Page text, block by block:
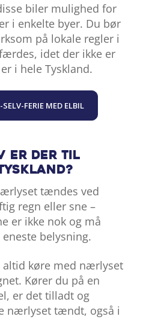
biler mulighed for
i enkelte byer. Du bør
på lokale regler i
idet der ikke er
i hele Tyskland.
FERIE MED ELBIL
er der til
tændes ved
regn eller sne –
er ikke nok og må
belysning.
altid køre med nærlyset
Kører du på en
er det tilladt og
nærlyset tændt, også i